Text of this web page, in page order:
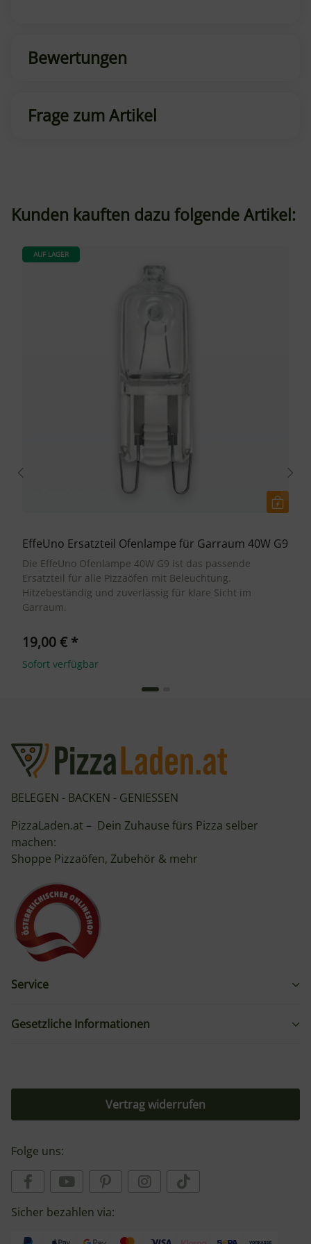
Bewertungen
Frage zum Artikel
Kunden kauften dazu folgende Artikel:
AUF LAGER
EffeUno Ersatzteil Ofenlampe für Garraum 40W G9
Die EffeUno Ofenlampe 40W G9 ist das passende
Ersatzteil für alle Pizzaöfen mit Beleuchtung.
Hitzebeständig und zuverlässig für klare Sicht im
Garraum.
19,00 € *
Sofort verfügbar
BELEGEN - BACKEN - GENIESSEN
PizzaLaden.at – Dein Zuhause fürs Pizza selber
machen:
Shoppe Pizzaöfen, Zubehör & mehr
Service
Gesetzliche Informationen
Vertrag widerrufen
Folge uns:
Sicher bezahlen via: